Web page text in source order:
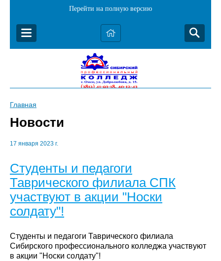
Перейти на полную версию
Главная
Новости
17 января 2023 г.
Студенты и педагоги
Таврического филиала СПК
участвуют в акции "Носки
солдату"!
Студенты и педагоги Таврического филиала
Сибирского профессионального колледжа участвуют
в акции "Носки солдату"!